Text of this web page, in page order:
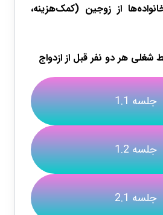
از زوجین (کمک‌هزینه،
شغلی هر دو نفر قبل از ازدواج
جلسه 1.1
جلسه 1.2
جلسه 2.1